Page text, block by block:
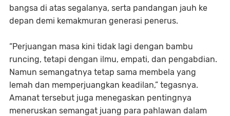
bangsa di atas segalanya, serta pandangan jauh ke
depan demi kemakmuran generasi penerus.
“Perjuangan masa kini tidak lagi dengan bambu
runcing, tetapi dengan ilmu, empati, dan pengabdian.
Namun semangatnya tetap sama membela yang
lemah dan memperjuangkan keadilan,” tegasnya.
Amanat tersebut juga menegaskan pentingnya
meneruskan semangat juang para pahlawan dalam